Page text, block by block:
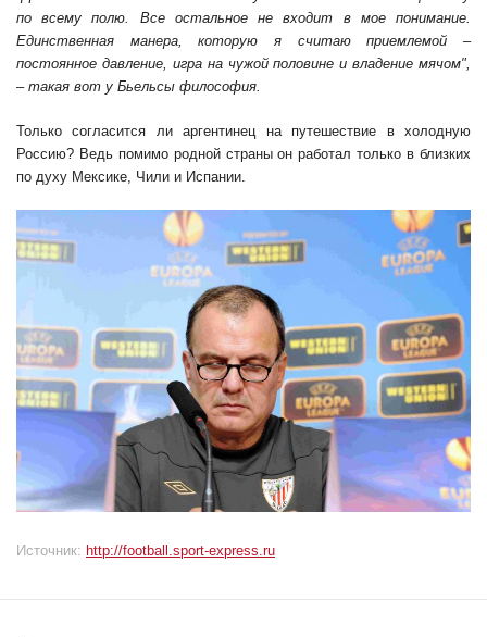
по всему полю. Все остальное не входит в мое понимание.
Единственная манера, которую я считаю приемлемой –
постоянное давление, игра на чужой половине и владение мячом",
– такая вот у Бьельсы философия.
Только согласится ли аргентинец на путешествие в холодную
Россию? Ведь помимо родной страны он работал только в близких
по духу Мексике, Чили и Испании.
Источник: http://football.sport-express.ru